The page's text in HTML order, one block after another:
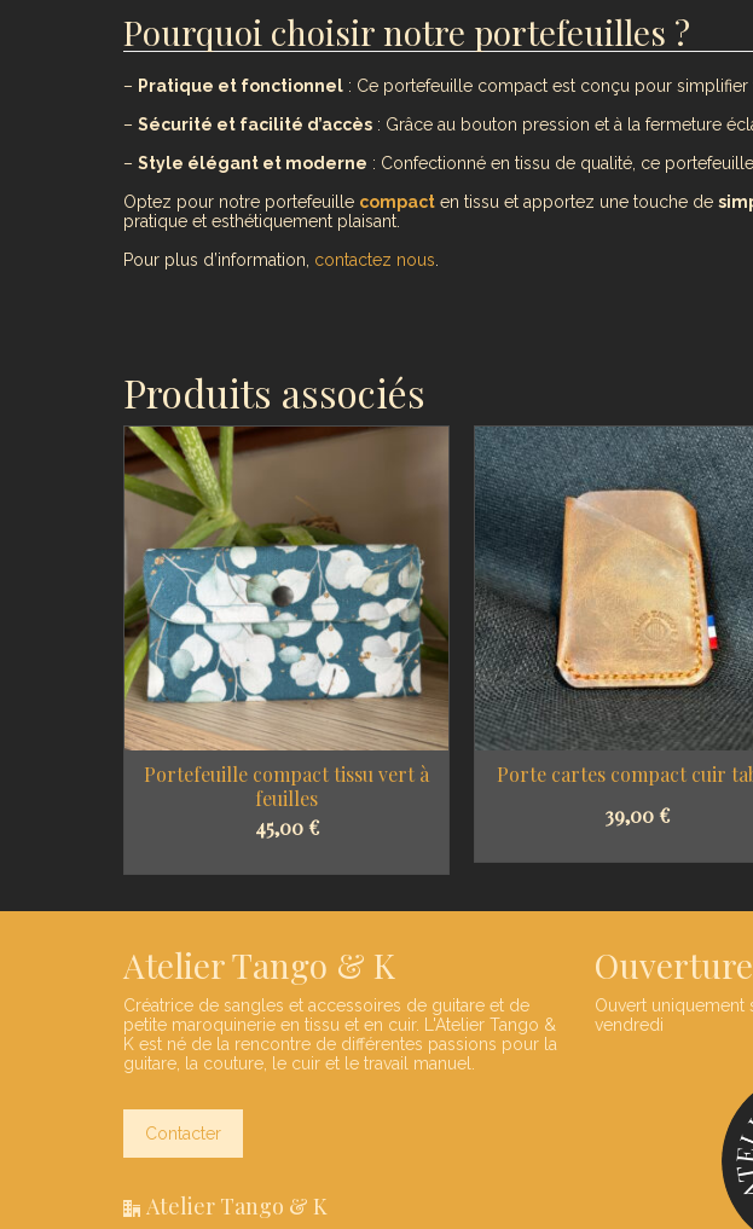
Pourquoi choisir notre portefeuilles ?
– Pratique et fonctionnel : Ce portefeuille compact est conçu pour
– Sécurité et facilité d’accès : Grâce au bouton pression et à la fermeture
– Style élégant et moderne : Confectionné en tissu de qualité, ce
Optez pour notre portefeuille compact en tissu et apportez une touche de
pratique et esthétiquement plaisant.
Pour plus d’information, contactez nous
Produits associés
Portefeuille compact tissu vert à
feuilles
45,00 €
Porte cartes compact cuir
39,00 €
Atelier Tango & K
Créatrice de sangles et accessoires de guitare et de
petite maroquinerie en tissu et en cuir. L'Atelier Tango &
K est né de la rencontre de différentes passions pour la
guitare, la couture, le cuir et le travail manuel.
Contacter
Atelier Tango & K
Ouvert uniquement
vendredi